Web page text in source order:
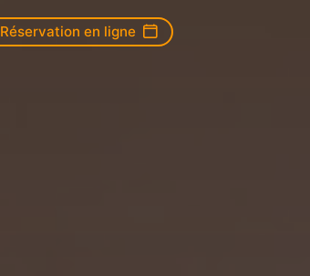
Réservation en ligne